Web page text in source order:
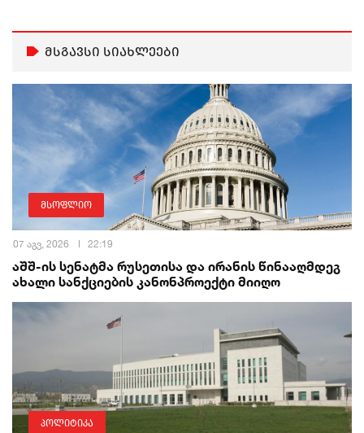
მსგავსი სიახლეები
მსოფლიო
07 აგვ, 2026 22:19
აშშ-ის სენატმა რუსეთისა და ირანის წინააღმდეგ
ახალი სანქციების კანონპროექტი მიიღო
პოლიტიკა